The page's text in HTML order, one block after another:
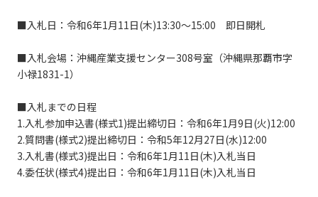
■入札日：令和6年1月11日(木)13:30～15:00 即日開札
■入札会場：沖縄産業支援センター308号室（沖縄県那覇市字
小禄1831-1）
■入札までの日程
1.入札参加申込書(様式1)提出締切日：令和6年1月9日(火)12:00
2.質問書(様式2)提出締切日：令和5年12月27日(水)12:00
3.入札書(様式3)提出日：令和6年1月11日(木)入札当日
4.委任状(様式4)提出日：令和6年1月11日(木)入札当日